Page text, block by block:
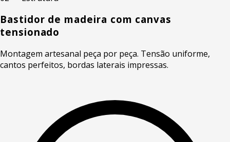
Bastidor de madeira com canvas
tensionado
Montagem artesanal peça por peça. Tensão uniforme,
cantos perfeitos, bordas laterais impressas.